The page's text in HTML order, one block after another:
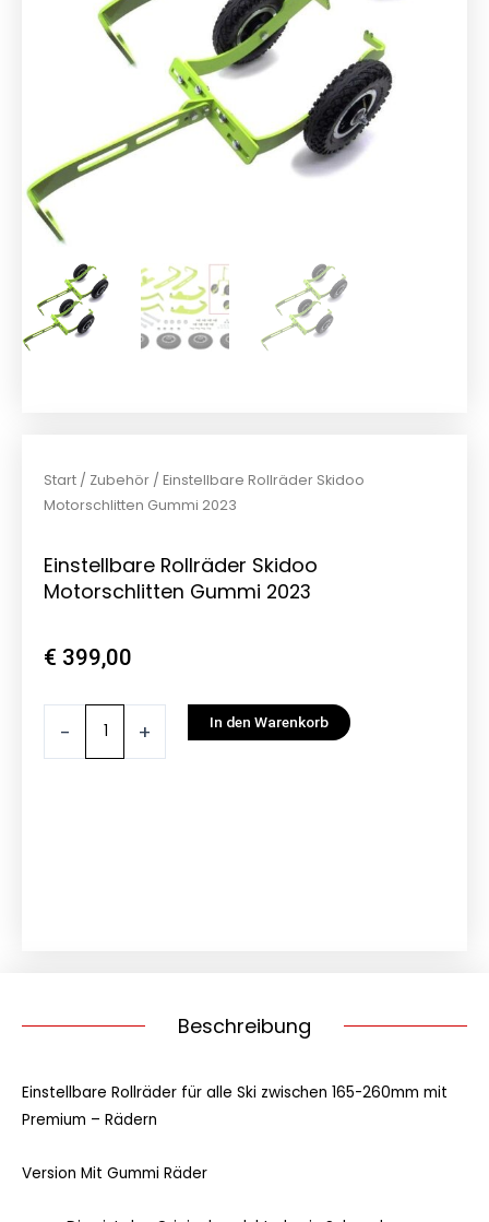
Start / Zubehör / Einstellbare Rollräder Skidoo
Motorschlitten Gummi 2023
Einstellbare Rollräder Skidoo
Motorschlitten Gummi 2023
€ 399,00
- + In den Warenkorb
Beschreibung
Einstellbare Rollräder für alle Ski zwischen 165-260mm mit
Premium – Rädern
Version Mit Gummi Räder